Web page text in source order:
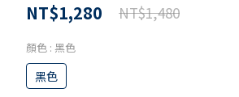
NT$1,280 NT$1,480
顏色 : 黑色
黑色